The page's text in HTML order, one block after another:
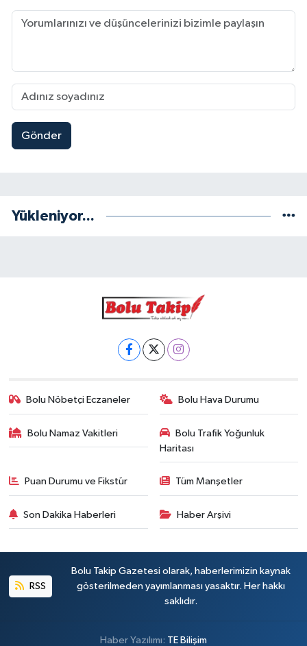
Gönder
Yükleniyor...
Bolu Nöbetçi Eczaneler Bolu Hava Durumu
Bolu Namaz Vakitleri
Bolu Trafik Yoğunluk
Haritası
Puan Durumu ve Fikstür Tüm Manşetler
Son Dakika Haberleri Haber Arşivi
RSS
Bolu Takip Gazetesi olarak, haberlerimizin kaynak
gösterilmeden yayımlanması yasaktır. Her hakkı
saklıdır.
Haber Yazılımı: TE Bilişim